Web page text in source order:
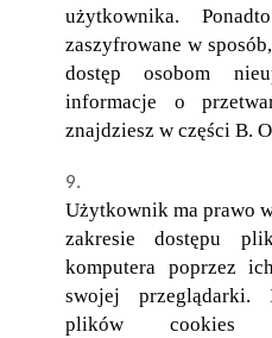
użytkownika.
zaszyfrowane w
dostęp osobom
informacje o
znajdziesz w części B.
Użytkownik ma prawo
zakresie dostępu
komputera poprzez
swojej przeglądarki.
plików cookies